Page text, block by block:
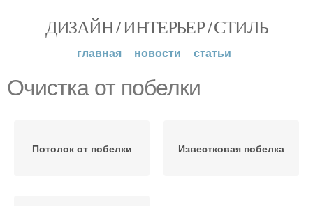
ДИЗАЙН / ИНТЕРЬЕР / СТИЛЬ
главная новости статьи
Очистка от побелки
Потолок от побелки Известковая побелка